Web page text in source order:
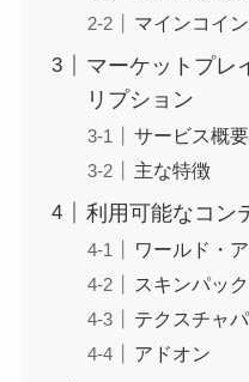
マインコイ
マーケットプレ
リプション
サービス概要
主な特徴
利用可能なコン
ワールド・
スキンパック
テクスチャ
アドオン